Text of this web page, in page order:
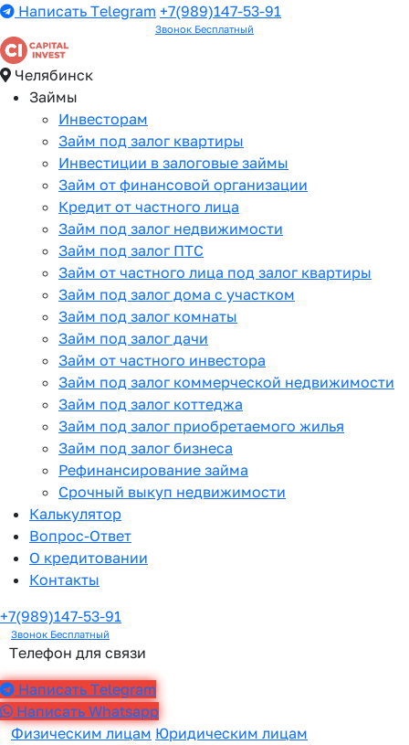
Написать Telegram +7(989)147-53-91
Звонок Бесплатный
Челябинск
Займы
Инвесторам
Займ под залог квартиры
Инвестиции в залоговые займы
Займ от финансовой организации
Кредит от частного лица
Займ под залог недвижимости
Займ под залог ПТС
Займ от частного лица под залог квартиры
Займ под залог дома с участком
Займ под залог комнаты
Займ под залог дачи
Займ от частного инвестора
Займ под залог коммерческой недвижимости
Займ под залог коттеджа
Займ под залог приобретаемого жилья
Займ под залог бизнеса
Рефинансирование займа
Срочный выкуп недвижимости
Калькулятор
Вопрос-Ответ
О кредитовании
Контакты
+7(989)147-53-91
Звонок Бесплатный
Телефон для связи
Написать Telegram
Написать Whatsapp
Физическим лицам Юридическим лицам